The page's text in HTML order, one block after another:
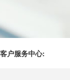
客户服务中心: